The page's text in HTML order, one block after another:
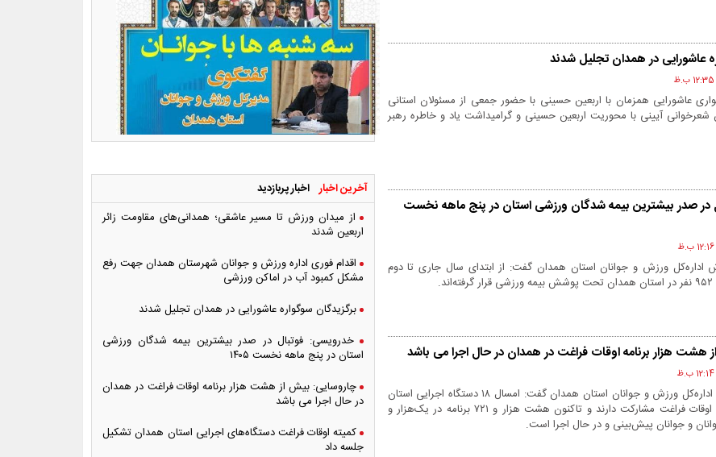
عاشورایی در همدان تجلیل شدند
عاشورایی همزمان با اربعین حسینی با حضور جمعی از مسئولان استانی
شعرخوانی آیینی با محوریت اربعین حسینی و گرامیداشت یاد و خاطره رهبر
در صدر بیشترین بیمه شدگان ورزشی استان در پنج ماهه نخست
اداره‌کل ورزش و جوانان استان همدان گفت: از ابتدای سال جاری تا دوم
هشت هزار برنامه اوقات فراغت در همدان در حال اجرا می باشد
معاون امور جوانان اداره‌کل ورزش و جوانان استان همدان گفت: امسال ۱۸ دستگاه اجرایی استان
در اجرای برنامه‌های اوقات فراغت مشارکت دارند و تاکنون هشت هزار و ۷۲۱ برنامه در یک‌هزار و
آخرین اخبار اخبار پربازدید
از میدان ورزش تا مسیر عاشقی؛ همدانی‌های مقاومت زائر
اربعین شدند
اقدام فوری اداره ورزش و جوانان شهرستان همدان جهت رفع
مشکل کمبود آب در اماکن ورزشی
برگزیدگان سوگواره عاشورایی در همدان تجلیل شدند
خدرویسی: فوتبال در صدر بیشترین بیمه شدگان ورزشی
استان در پنج ماهه نخست ۱۴۰۵
چاروسایی: بیش از هشت هزار برنامه اوقات فراغت در همدان
در حال اجرا می باشد
کمیته اوقات فراغت دستگاه‌های اجرایی استان همدان تشکیل
جلسه داد